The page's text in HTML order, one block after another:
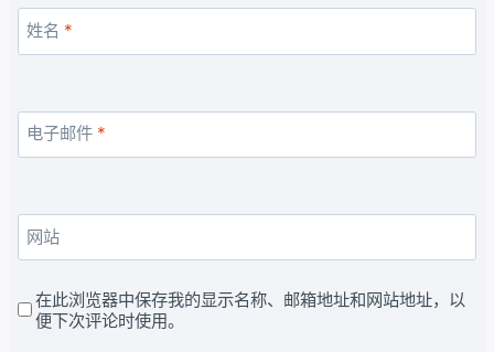
姓名 *
电子邮件 *
网站
在此浏览器中保存我的显示名称、邮箱地址和网站地址，以
便下次评论时使用。